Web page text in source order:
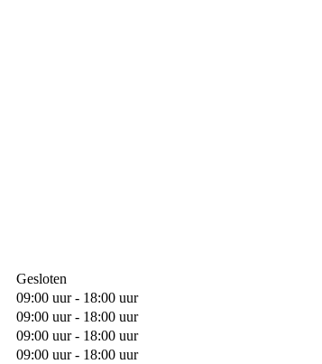
Gesloten
09:00 uur - 18:00 uur
09:00 uur - 18:00 uur
09:00 uur - 18:00 uur
09:00 uur - 18:00 uur